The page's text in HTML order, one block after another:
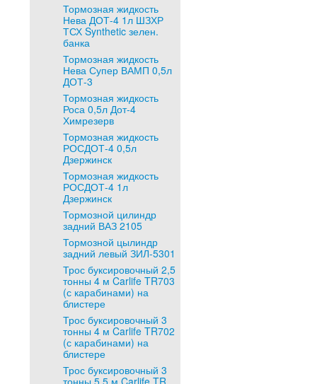
Тормозная жидкость
Нева ДОТ-4 1л ШЗХР
ТСХ Synthetic зелен.
банка
Тормозная жидкость
Нева Супер ВАМП 0,5л
ДОТ-3
Тормозная жидкость
Роса 0,5л Дот-4
Химрезерв
Тормозная жидкость
РОСДОТ-4 0,5л
Дзержинск
Тормозная жидкость
РОСДОТ-4 1л
Дзержинск
Тормозной цилиндр
задний ВАЗ 2105
Тормозной цылиндр
задний левый ЗИЛ-5301
Трос буксировочный 2,5
тонны 4 м Carlife TR703
(с карабинами) на
блистере
Трос буксировочный 3
тонны 4 м Carlife TR702
(с карабинами) на
блистере
Трос буксировочный 3
тонны 5,5 м Carlife TR